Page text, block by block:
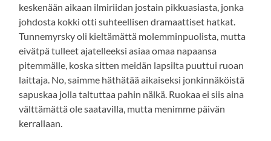
keskenään aikaan ilmiriidan jostain pikkuasiasta, jonka
johdosta kokki otti suhteellisen dramaattiset hatkat.
Tunnemyrsky oli kieltämättä molemminpuolista, mutta
eivätpä tulleet ajatelleeksi asiaa omaa napaansa
pitemmälle, koska sitten meidän lapsilta puuttui ruoan
laittaja. No, saimme häthätää aikaiseksi jonkinnäköistä
sapuskaa jolla taltuttaa pahin nälkä. Ruokaa ei siis aina
välttämättä ole saatavilla, mutta menimme päivän
kerrallaan.